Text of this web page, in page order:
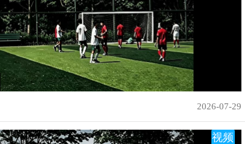
2026-07-29
视频